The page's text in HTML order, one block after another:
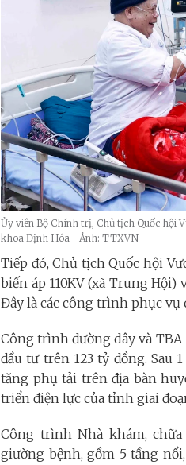
Ủy viên Bộ Chính trị, Chủ tịch Quốc hội
khoa Định Hóa _ Ảnh: TTXVN
Tiếp đó, Chủ tịch Quốc hội
biến áp 110KV (xã Trung
Đây là các công trình phục
Công trình đường dây và
đầu tư trên 123 tỷ đồng. Sau
tăng phụ tải trên địa bàn
triển điện lực của tỉnh giai
Công trình Nhà khám,
giường bệnh, gồm 5 tầng